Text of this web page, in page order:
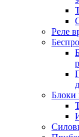
Реле
Блоки